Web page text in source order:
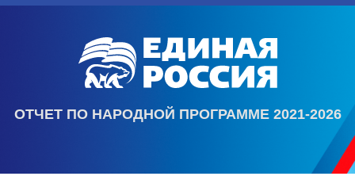
ОТЧЕТ ПО НАРОДНОЙ ПРОГРАММЕ 2021-2026